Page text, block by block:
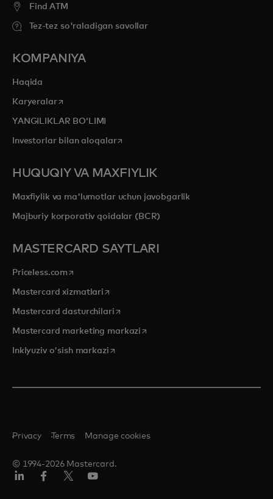
Find ATM
Tez-tez so'raladigan savollar
KOMPANIYA
Haqida
Karyeralaropens in a new tab
YANGILIKLAR BOʻLIMI
Investorlar bilan aloqalaropens in a new tab
HUQUQIY VA MAXFIYLIK
Maxfiylik va ma'lumotlar uchun javobgarlik
Majburiy korporativ qoidalar (BCR)
MASTERCARD SAYTLARI
Priceless.com opens in a new tab
Mastercard xizmatlari opens in a new tab
Mastercard dasturchilariopens in a new tab
Mastercard marketing markazi opens in a new tab
Inklyuziv o'sish markaziopens in a new tab
© 1994-2026 Mastercard.
Privacy Terms Manage cookies